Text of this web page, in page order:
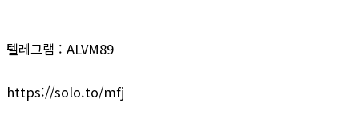
텔레그램 : ALVM89
https://solo.to/mfj